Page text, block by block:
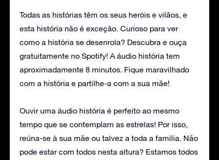
Todas as histórias têm os seus heróis e vilãos, e
esta história não é exceção. Curioso para ver
como a história se desenrola? Descubra e ouça
gratuitamente no Spotify! A áudio história tem
aproximadamente 8 minutos. Fique maravilhado
com a história e partilhe-a com a sua mãe!
Ouvir uma áudio história é perfeito ao mesmo
tempo que se contemplam as estrelas! Por isso,
reúna-se à sua mãe ou talvez a toda a família. Não
pode estar com todos nesta altura? Estamos todos